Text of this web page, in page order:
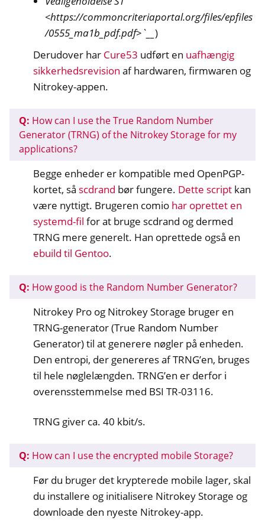
<https://commoncriteriaportal.org/files/epfiles
/0555_ma1b_pdf.pdf>`__)
Derudover har Cure53 udført en uafhængig
sikkerhedsrevision af hardwaren, firmwaren og
Nitrokey-appen.
Q: How can I use the True Random Number
Generator (TRNG) of the Nitrokey Storage for my
applications?
Begge enheder er kompatible med OpenPGP-
kortet, så scdrand bør fungere. Dette script kan
være nyttigt. Brugeren comio har oprettet en
systemd-fil for at bruge scdrand og dermed
TRNG mere generelt. Han oprettede også en
ebuild til Gentoo.
Q: How good is the Random Number Generator?
Nitrokey Pro og Nitrokey Storage bruger en
TRNG-generator (True Random Number
Generator) til at generere nøgler på enheden.
Den entropi, der genereres af TRNG’en, bruges
til hele nøglelængden. TRNG’en er derfor i
overensstemmelse med BSI TR-03116.
TRNG giver ca. 40 kbit/s.
Q: How can I use the encrypted mobile Storage?
Før du bruger det krypterede mobile lager, skal
du installere og initialisere Nitrokey Storage og
downloade den nyeste Nitrokey-app.